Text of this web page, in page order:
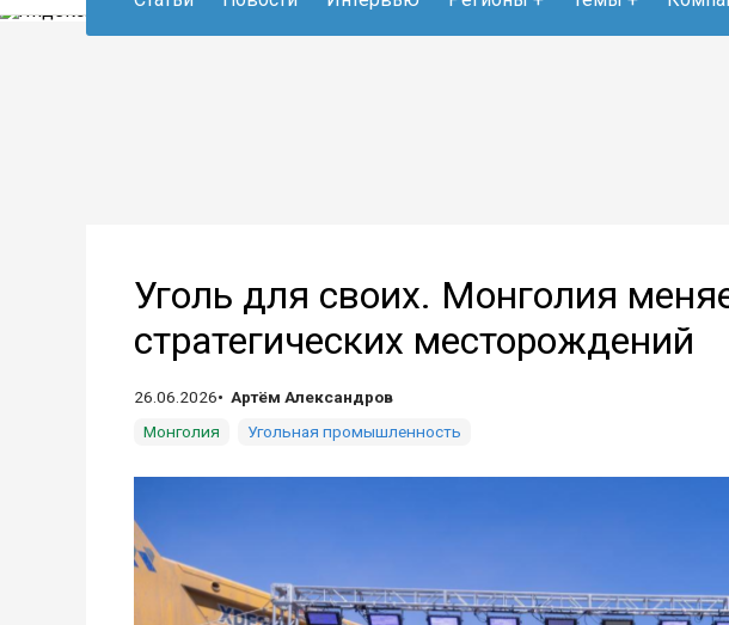
Уголь для своих. Монголия
стратегических месторождений
26.06.2026
Артём Александров
Монголия
Угольная промышленность